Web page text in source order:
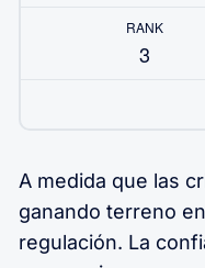
RANK
3
A medida que las
ganando terreno
regulación. La